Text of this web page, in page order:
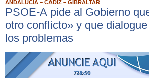
ANDALUCÍA – CÁDIZ – GIBRALTAR
PSOE-A pide al Gobierno
otro conflicto» y que
los problemas